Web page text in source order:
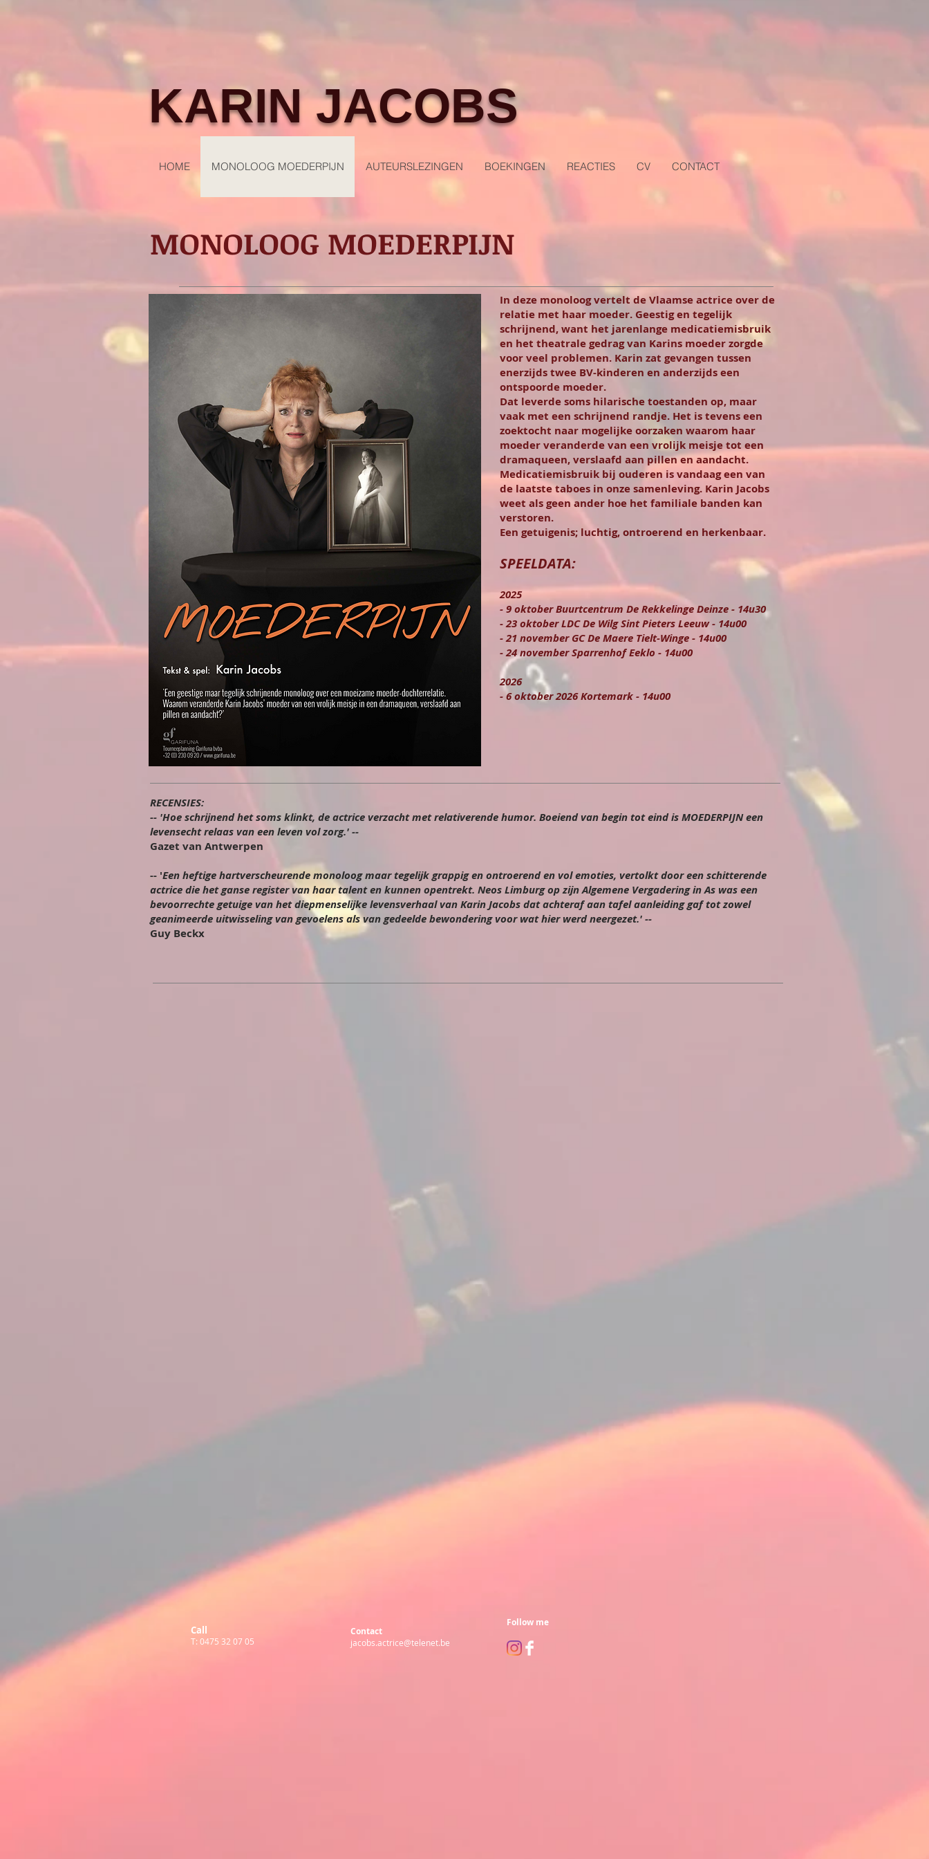
KARIN JACOBS
HOME MONOLOOG MOEDERPIJN AUTEURSLEZINGEN BOEKINGEN REACTIES CV CONTACT
MONOLOOG MOEDERPIJN
In deze monoloog vertelt de Vlaamse actrice over de
relatie met haar moeder. Geestig en tegelijk
schrijnend, want het jarenlange medicatiemisbruik
en het theatrale gedrag van Karins moeder zorgde
voor veel problemen. Karin zat gevangen tussen
enerzijds twee BV-kinderen en anderzijds een
ontspoorde moeder.
Dat leverde soms hilarische toestanden op, maar
vaak met een schrijnend randje. Het is tevens een
zoektocht naar mogelijke oorzaken waarom haar
moeder veranderde van een vrolijk meisje tot een
dramaqueen, verslaafd aan pillen en aandacht.
Medicatiemisbruik bij ouderen is vandaag een van
de laatste taboes in onze samenleving. Karin Jacobs
weet als geen ander hoe het familiale banden kan
verstoren.
Een getuigenis; luchtig, ontroerend en herkenbaar.
SPEELDATA:
2025
- 9 oktober Buurtcentrum De Rekkelinge Deinze - 14u30
- 23 oktober LDC De Wilg Sint Pieters Leeuw - 14u00
- 21 november GC De Maere Tielt-Winge - 14u00
- 24 november Sparrenhof Eeklo - 14u00
2026
- 6 oktober 2026 Kortemark - 14u00
RECENSIES:
-- 'Hoe schrijnend het soms klinkt, de actrice verzacht met relativerende humor. Boeiend van begin tot eind is MOEDERPIJN een
levensecht relaas van een leven vol zorg.' --
Gazet van Antwerpen
-- 'Een heftige hartverscheurende monoloog maar tegelijk grappig en ontroerend en vol emoties, vertolkt door een schitterende
actrice die het ganse register van haar talent en kunnen opentrekt. Neos Limburg op zijn Algemene Vergadering in As was een
bevoorrechte getuige van het diepmenselijke levensverhaal van Karin Jacobs dat achteraf aan tafel aanleiding gaf tot zowel
geanimeerde uitwisseling van gevoelens als van gedeelde bewondering voor wat hier werd neergezet.' --
Guy Beckx
Follow me
Call
T: 0475 32 07 05
Contact
jacobs.actrice@telenet.be